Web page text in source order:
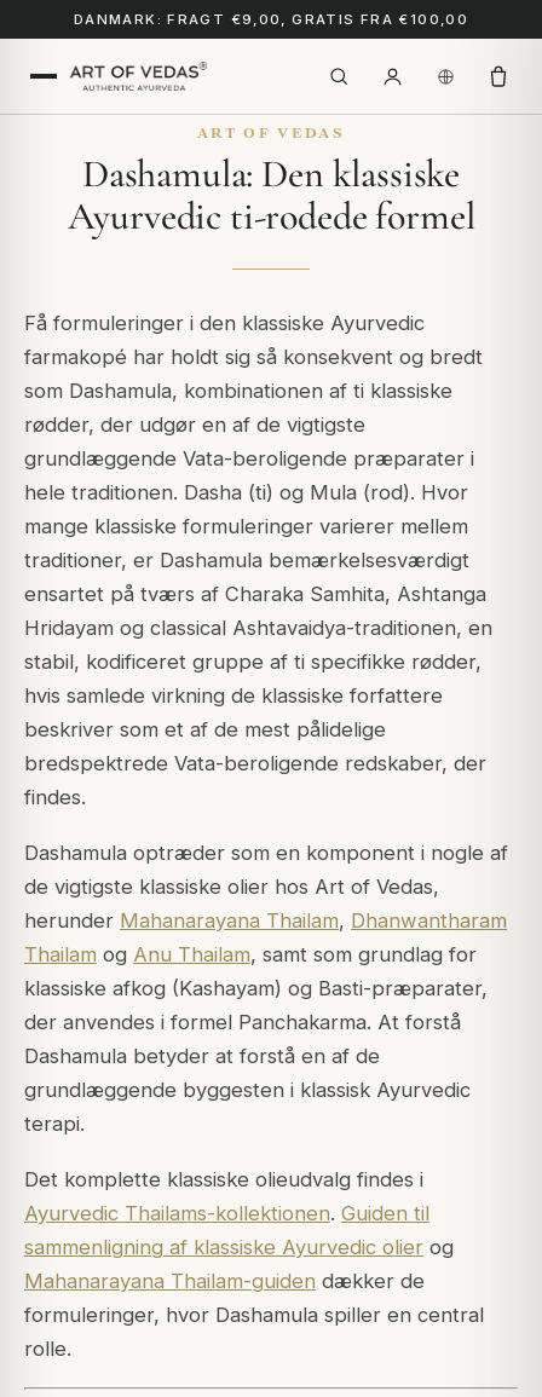
DANMARK: FRAGT €9,00, GRATIS FRA €100,00
ART OF VEDAS
Dashamula: Den klassiske
Ayurvedic ti-rodede formel
Få formuleringer i den klassiske Ayurvedic
farmakopé har holdt sig så konsekvent og bredt
som Dashamula, kombinationen af ti klassiske
rødder, der udgør en af de vigtigste
grundlæggende Vata-beroligende præparater i
hele traditionen. Dasha (ti) og Mula (rod). Hvor
mange klassiske formuleringer varierer mellem
traditioner, er Dashamula bemærkelsesværdigt
ensartet på tværs af Charaka Samhita, Ashtanga
Hridayam og classical Ashtavaidya-traditionen, en
stabil, kodificeret gruppe af ti specifikke rødder,
hvis samlede virkning de klassiske forfattere
beskriver som et af de mest pålidelige
bredspektrede Vata-beroligende redskaber, der
findes.
Dashamula optræder som en komponent i nogle af
de vigtigste klassiske olier hos Art of Vedas,
herunder Mahanarayana Thailam, Dhanwantharam
Thailam og Anu Thailam, samt som grundlag for
klassiske afkog (Kashayam) og Basti-præparater,
der anvendes i formel Panchakarma. At forstå
Dashamula betyder at forstå en af de
grundlæggende byggesten i klassisk Ayurvedic
terapi.
Det komplette klassiske olieudvalg findes i
Ayurvedic Thailams-kollektionen. Guiden til
sammenligning af klassiske Ayurvedic olier og
Mahanarayana Thailam-guiden dækker de
formuleringer, hvor Dashamula spiller en central
rolle.